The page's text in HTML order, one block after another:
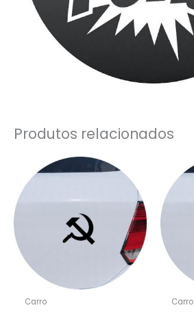
Produtos relacionados
Carro Carro